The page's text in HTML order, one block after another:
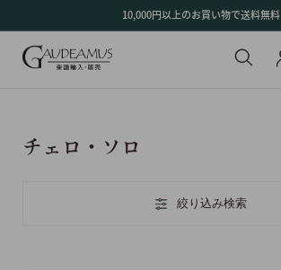
ン
10,000円以上のお買い物で送料無料
チェロ・ソロ
絞り込み検索